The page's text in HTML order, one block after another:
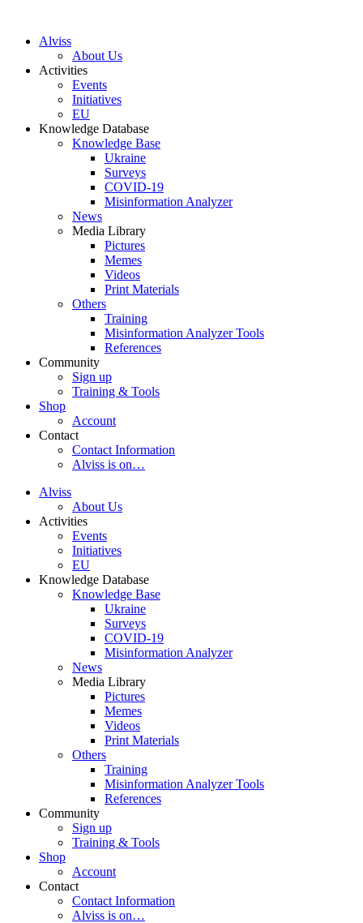
Alviss
About Us
Activities
Events
Initiatives
EU
Knowledge Database
Knowledge Base
Ukraine
Surveys
COVID-19
Misinformation Analyzer
News
Media Library
Pictures
Memes
Videos
Print Materials
Others
Training
Misinformation Analyzer Tools
References
Community
Sign up
Training & Tools
Shop
Account
Contact
Contact Information
Alviss is on…
Alviss
About Us
Activities
Events
Initiatives
EU
Knowledge Database
Knowledge Base
Ukraine
Surveys
COVID-19
Misinformation Analyzer
News
Media Library
Pictures
Memes
Videos
Print Materials
Others
Training
Misinformation Analyzer Tools
References
Community
Sign up
Training & Tools
Shop
Account
Contact
Contact Information
Alviss is on…